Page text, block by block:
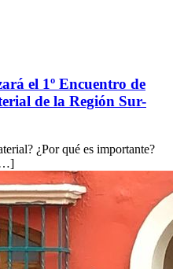
el 1º Encuentro de
de la Región Sur-
¿Por qué es importante?